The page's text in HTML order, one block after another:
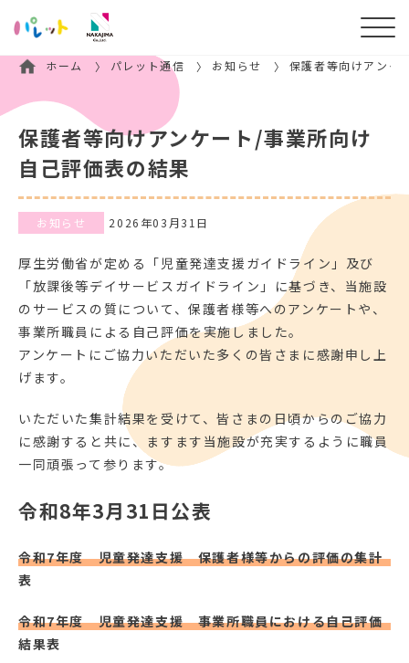
ホーム パレット通信 お知らせ 保護者等向けアン
保護者等向けアンケート/事業所向け
自己評価表の結果
お知らせ 2026年03月31日
厚生労働省が定める「児童発達支援ガイドライン」及び
「放課後等デイサービスガイドライン」に基づき、当施設
のサービスの質について、保護者様等へのアンケートや、
事業所職員による自己評価を実施しました。
アンケートにご協力いただいた多くの皆さまに感謝申し上
げます。
いただいた集計結果を受けて、皆さまの日頃からのご協力
に感謝すると共に、ますます当施設が充実するように職員
一同頑張って参ります。
令和8年3月31日公表
令和7年度 児童発達支援 保護者様等からの評価の集計
表
令和7年度 児童発達支援 事業所職員における自己評価
結果表